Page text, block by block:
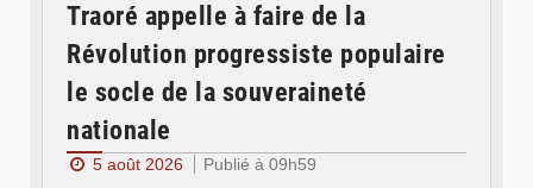
Traoré appelle à faire de la
Révolution progressiste populaire
le socle de la souveraineté
nationale
5 août 2026
Publié à 09h59